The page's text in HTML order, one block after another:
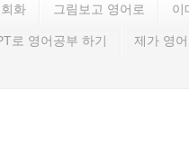
화 그림보고 영어로 이
로 영어공부 하기 제가 영